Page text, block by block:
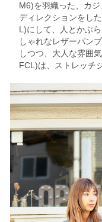
M6)を羽織った、カ
ディレクションをし
L)にして、人とかぶ
しゃれなレザーパン
しつつ、大人な雰囲
FCL)は、ストレッチ